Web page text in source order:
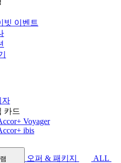
빗 이벤트
자
카드
Voyager
ibis
오퍼 & 패키지
ALL